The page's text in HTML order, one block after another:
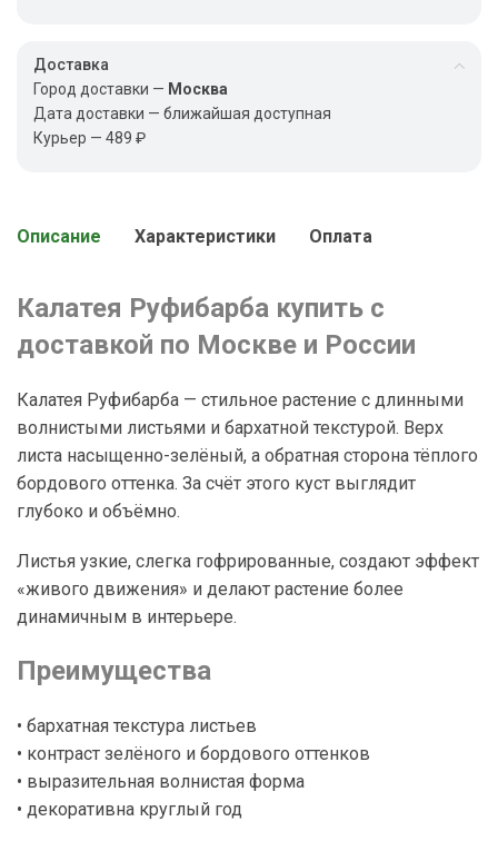
Доставка
Город доставки — Москва
Дата доставки — ближайшая доступная
Курьер — 489 ₽
Описание Характеристики Оплата
Калатея Руфибарба купить с
доставкой по Москве и России
Калатея Руфибарба — стильное растение с длинными
волнистыми листьями и бархатной текстурой. Верх
листа насыщенно-зелёный, а обратная сторона тёплого
бордового оттенка. За счёт этого куст выглядит
глубоко и объёмно.
Листья узкие, слегка гофрированные, создают эффект
«живого движения» и делают растение более
динамичным в интерьере.
Преимущества
• бархатная текстура листьев
• контраст зелёного и бордового оттенков
• выразительная волнистая форма
• декоративна круглый год